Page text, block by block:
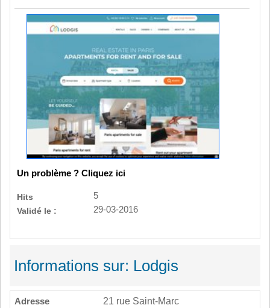
Un problème ? Cliquez ici
Hits
5
Validé le :
29-03-2016
Informations sur: Lodgis
Adresse
21 rue Saint-Marc